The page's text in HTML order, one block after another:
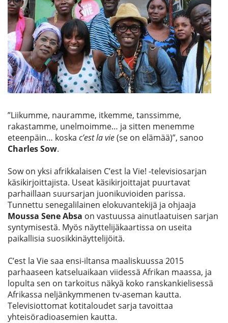
Lahjoita
Etsi
”Liikumme, nauramme, itkemme, tanssimme,
rakastamme, unelmoimme… ja sitten menemme
eteenpäin… koska c’est la vie(se on elämää)”, sanoo
Charles Sow.
Sow on yksi afrikkalaisen C’est la Vie! -televisiosarjan
käsikirjoittajista. Useat käsikirjoittajat puurtavat
parhaillaan suursarjan juonikuvioiden parissa.
Tunnettu senegalilainen elokuvantekijä ja ohjaaja
Moussa Sene Absa on vastuussa ainutlaatuisen sarjan
syntymisestä. Myös näyttelijäkaartissa on useita
paikallisia suosikkinäyttelijöitä.
C’est la Vie saa ensi-iltansa maaliskuussa 2015
parhaaseen katseluaikaan viidessä Afrikan maassa, ja
lopulta sen on tarkoitus näkyä koko ranskankielisessä
Afrikassa neljänkymmenen tv-aseman kautta.
Televisiottomat kotitaloudet sarja tavoittaa
yhteisöradioasemien kautta.